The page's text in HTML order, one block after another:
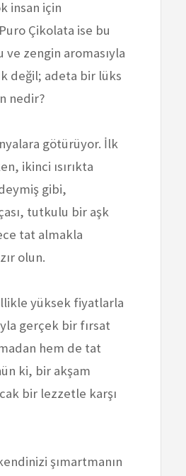
insan için
Çikolata ise bu
zengin aromasıyla
değil; adeta bir lüks
nedir?
götürüyor. İlk
ikinci ısırıkta
gibi,
tutkulu bir aşk
tat almakla
olun.
yüksek fiyatlarla
gerçek bir fırsat
hem de tat
ki, bir akşam
bir lezzetle karşı
şımartmanın